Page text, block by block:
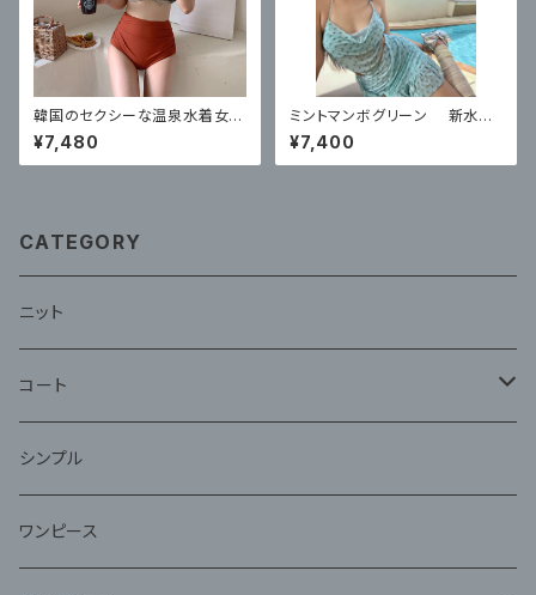
韓国のセクシーな温泉水着女性
のための 新しいスプリットハイ
ウエストビキニ
¥7,480
ミントマンボグリーン 新水着
レディース 美しいハイエンド ス
プリットスカートスタイル リゾー
ト
¥7,400
CATEGORY
ニット
コート
ファー
シンプル
ワンピース